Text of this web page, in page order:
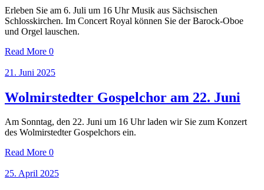
Erleben Sie am 6. Juli um 16 Uhr Musik aus Sächsischen
Schlosskirchen. Im Concert Royal können Sie der Barock-Oboe
und Orgel lauschen.
Read More 0
21. Juni 2025
Wolmirstedter Gospelchor am 22. Juni
Am Sonntag, den 22. Juni um 16 Uhr laden wir Sie zum Konzert
des Wolmirstedter Gospelchors ein.
Read More 0
25. April 2025